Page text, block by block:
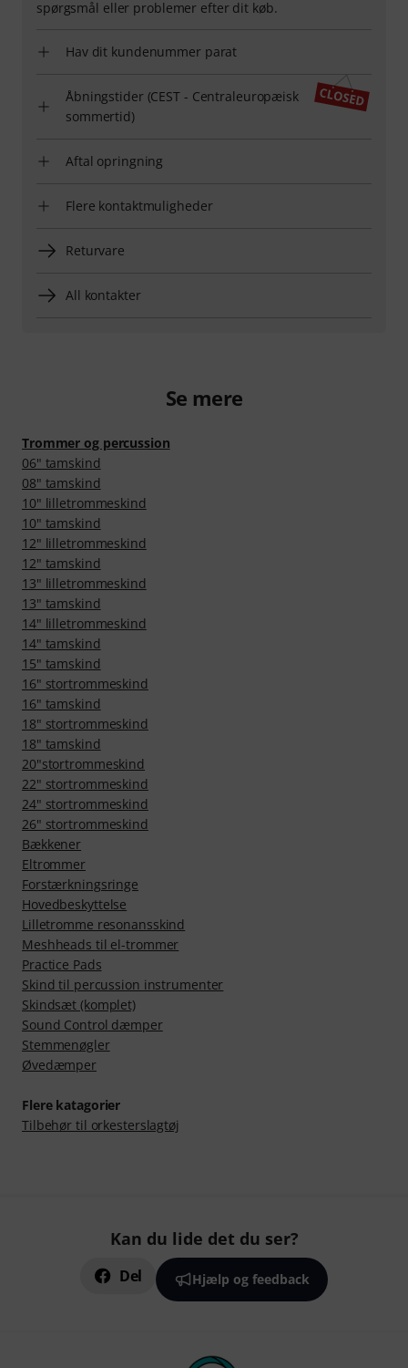
spørgsmål eller problemer efter dit køb.
Hav dit kundenummer parat
Åbningstider (CEST - Centraleuropæisk
sommertid)
Aftal opringning
Flere kontaktmuligheder
Returvare
All kontakter
Se mere
Trommer og percussion
06" tamskind
08" tamskind
10" lilletrommeskind
10" tamskind
12" lilletrommeskind
12" tamskind
13" lilletrommeskind
13" tamskind
14" lilletrommeskind
14" tamskind
15" tamskind
16" stortrommeskind
16" tamskind
18" stortrommeskind
18" tamskind
20"stortrommeskind
22" stortrommeskind
24" stortrommeskind
26" stortrommeskind
Bækkener
Eltrommer
Forstærkningsringe
Hovedbeskyttelse
Lilletromme resonansskind
Meshheads til el-trommer
Practice Pads
Skind til percussion instrumenter
Skindsæt (komplet)
Sound Control dæmper
Stemmenøgler
Øvedæmper
Flere katagorier
Tilbehør til orkesterslagtøj
Kan du lide det du ser?
Del Hjælp og feedback